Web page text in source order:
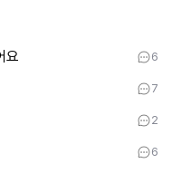
요 6
7
2
6